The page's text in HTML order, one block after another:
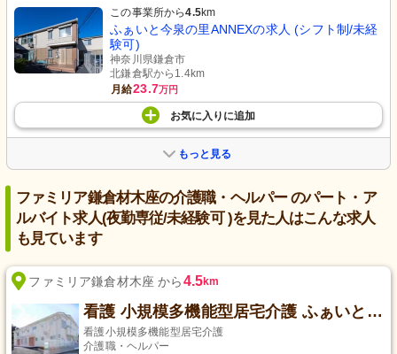
この事業所から4.5km
ふぁいと今泉の里ANNEXの求人 (シフト制/未経
験可)
神奈川県鎌倉市
北鎌倉駅から1.4km
月給23.7万円
お気に入り に追加
もっと見る
ファミリア鎌倉材木座の介護職・ヘルパー のパート・ア
ルバイト求人(夜勤専従/未経験可 )を見た人はこんな求人
も見ています
ファミリア鎌倉材木座 から4.5km
看護 小規模多機能型居宅介護 ふぁいと今泉の里
看護小規模多機能型居宅介護
介護職・ヘルパー